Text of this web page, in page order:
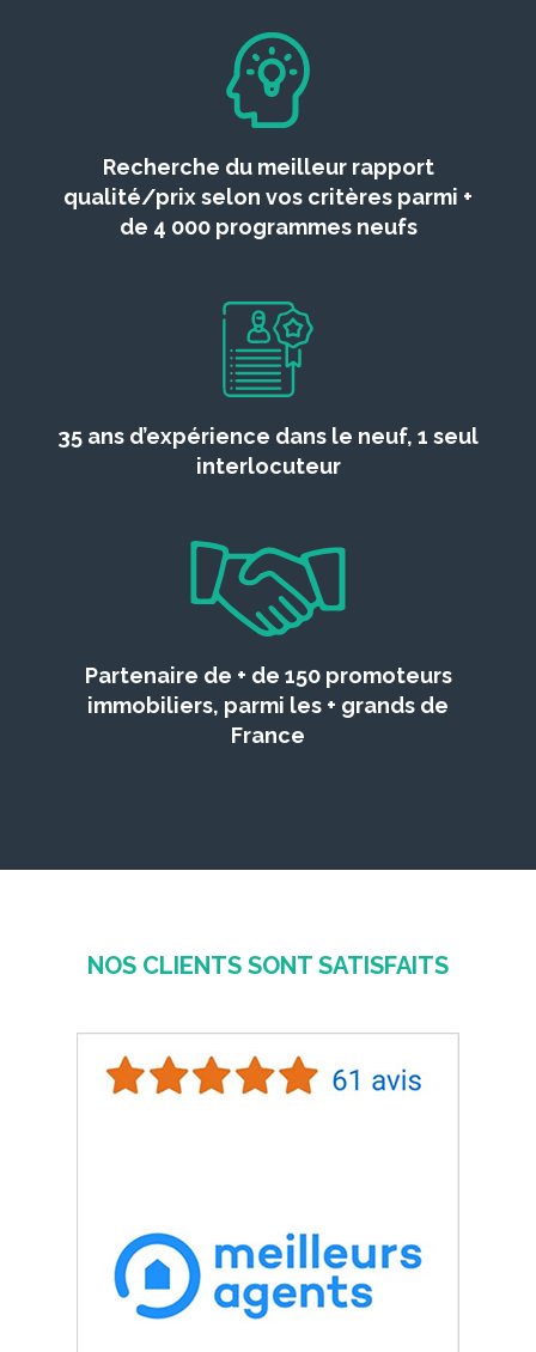
Recherche du meilleur rapport
qualité/prix selon vos critères parmi +
de 4 000 programmes neufs
35 ans d’expérience dans le neuf, 1 seul
interlocuteur
Partenaire de + de 150 promoteurs
immobiliers, parmi les + grands de
France
NOS CLIENTS SONT SATISFAITS